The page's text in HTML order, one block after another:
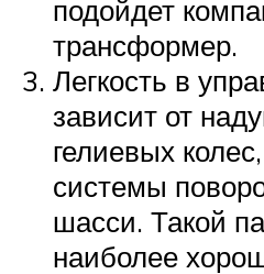
подойдет
трансформер.
Легкость в
зависит от
гелиевых
системы
шасси. Такой
наиболее